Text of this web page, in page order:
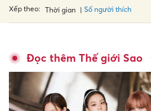
Xếp theo: Thời gian Số người thích
Đọc thêm Thế giới Sao